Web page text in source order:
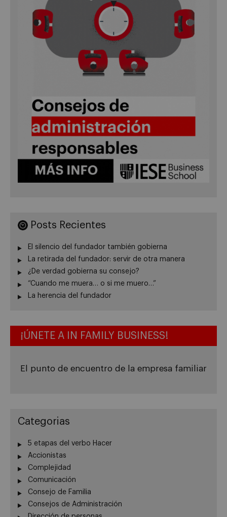
Posts Recientes
El silencio del fundador también gobierna
La retirada del fundador: servir de otra manera
¿De verdad gobierna su consejo?
“Cuando me muera… o si me muero…”
La herencia del fundador
¡ÚNETE A IN FAMILY BUSINESS!
El punto de encuentro de la empresa familiar
Categorias
5 etapas del verbo Hacer
Accionistas
Complejidad
Comunicación
Consejo de Familia
Consejos de Administración